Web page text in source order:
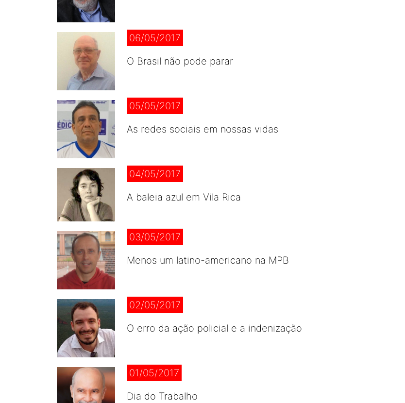
06/05/2017
O Brasil não pode parar
05/05/2017
As redes sociais em nossas vidas
04/05/2017
A baleia azul em Vila Rica
03/05/2017
Menos um latino-americano na MPB
02/05/2017
O erro da ação policial e a indenização
01/05/2017
Dia do Trabalho